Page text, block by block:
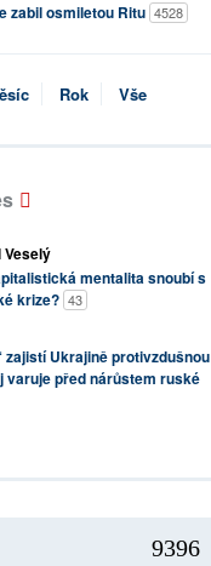
zabil osmiletou Ritu 4528
Rok Vše
Veselý
mentalita snoubí s
krize? 43
zajistí Ukrajině protivzdušnou
varuje před nárůstem ruské
9396